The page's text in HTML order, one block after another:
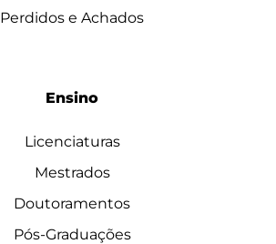
Perdidos e Achados
Ensino
Licenciaturas
Mestrados
Doutoramentos
Pós-Graduações